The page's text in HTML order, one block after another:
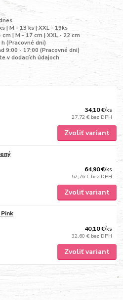
| M - 13 ks | XXL - 19ks
cm | M - 17 cm | XXL - 22 cm
h (Pracovné dni)
9:00 - 17:00 (Pracovné dni)
v dodacích údajoch
34,10 €/ks
27,72 € bez DPH
Zvoliť variant
64,90 €/ks
52,76 € bez DPH
Zvoliť variant
40,10 €/ks
32,60 € bez DPH
Zvoliť variant